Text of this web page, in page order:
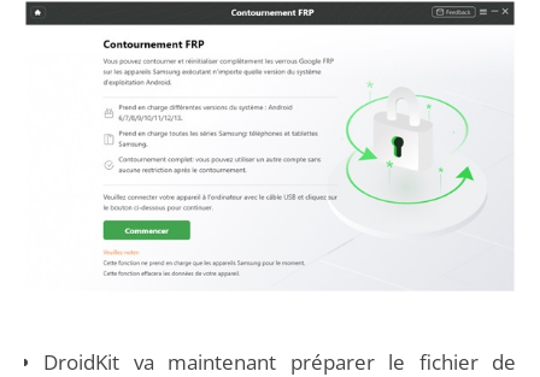
DroidKit va maintenant préparer le fichier de